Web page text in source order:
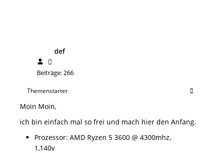
def
Beiträge: 266
Themenstarter
Moin Moin,
ich bin einfach mal so frei und mach hier den Anfang.
Prozessor: AMD Ryzen 5 3600 @ 4300mhz,
1,140v